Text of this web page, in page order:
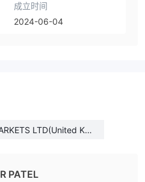
成立时间
2024-06-04
LTD(United Kin
PATEL